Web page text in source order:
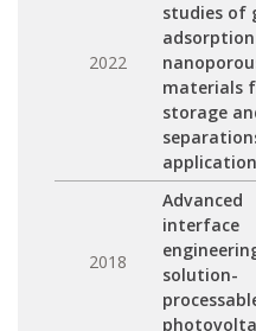
2022
studies of
materials
storage
2018
Advanced
interface
solution-